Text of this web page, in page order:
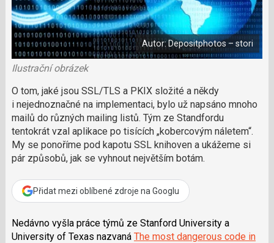
l
n
e
k
d
p
o
ř
a
k
c
e
b
o
o
k
í
t
i
X
Autor: Depositphotos – stori
Ilustrační obrázek
O tom, jaké jsou SSL/TLS a PKIX složité a někdy
i nejednoznačné na implementaci, bylo už napsáno mnoho
mailů do různých mailing listů. Tým ze Standfordu
tentokrát vzal aplikace po tisících „kobercovým náletem“.
My se ponoříme pod kapotu SSL knihoven a ukážeme si
pár způsobů, jak se vyhnout největším botám.
Přidat mezi oblíbené zdroje na Googlu
Nedávno vyšla práce týmů ze Stanford University a
University of Texas nazvaná The most dangerous code in